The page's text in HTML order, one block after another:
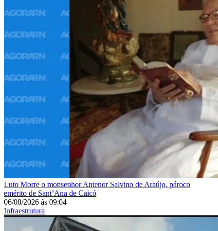
Luto Morre o monsenhor Antenor Salvino de Araújo, pároco
emérito de Sant’Ana de Caicó
06/08/2026 às 09:04
Infraestrutura